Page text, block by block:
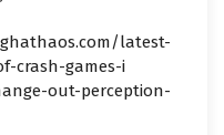
latest-
crash-games-i
out-perception-